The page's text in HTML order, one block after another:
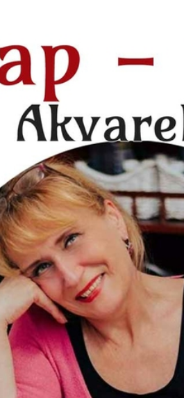
KÉZMŰVES TECHNIKÁK